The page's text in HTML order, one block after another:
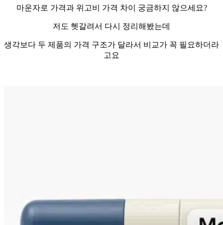
마운자로 가격과 위고비 가격 차이 궁금하지 않으세요?
저도 헷갈려서 다시 정리해봤는데
생각보다 두 제품의 가격 구조가 달라서 비교가 꼭 필요하더라
고요